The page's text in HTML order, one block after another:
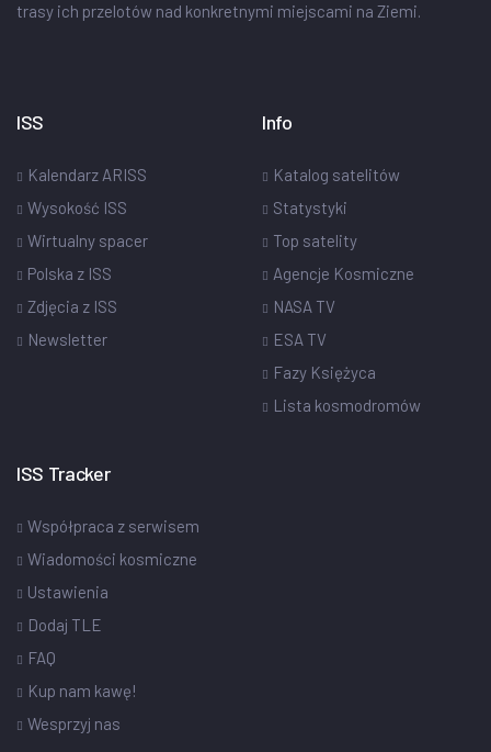
trasy ich przelotów nad konkretnymi miejscami na Ziemi.
ISS
Kalendarz ARISS
Wysokość ISS
Wirtualny spacer
Polska z ISS
Zdjęcia z ISS
Newsletter
Info
Katalog satelitów
Statystyki
Top satelity
Agencje Kosmiczne
NASA TV
ESA TV
Fazy Księżyca
Lista kosmodromów
ISS Tracker
Współpraca z serwisem
Wiadomości kosmiczne
Ustawienia
Dodaj TLE
FAQ
Kup nam kawę!
Wesprzyj nas